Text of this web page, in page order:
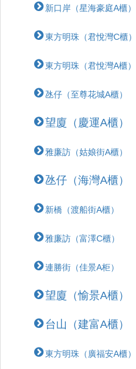
新口岸（星海豪庭A櫃）
東方明珠（君悅灣C櫃）
東方明珠（君悅灣A櫃）
氹仔（至尊花城A櫃）
望廈（慶運A櫃）
雅廉訪（姑娘街A櫃）
氹仔（海灣A櫃）
新橋（渡船街A櫃）
雅廉訪（富澤C櫃）
連勝街（佳景A柜）
望廈（愉景A櫃）
台山（建富A櫃）
東方明珠（廣福安A櫃）